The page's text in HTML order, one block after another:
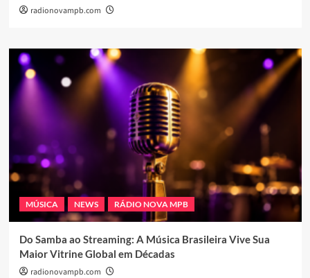
radionovampb.com
MÚSICA NEWS RÁDIO NOVA MPB
Do Samba ao Streaming: A Música Brasileira Vive Sua
Maior Vitrine Global em Décadas
radionovampb.com